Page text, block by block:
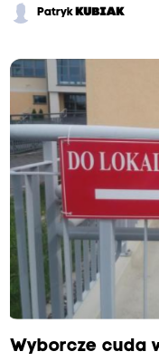
Patryk KUBIAK
Wyborcze cuda